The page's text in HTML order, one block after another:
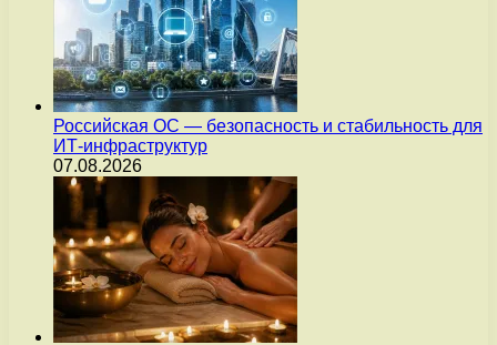
Российская ОС — безопасность и стабильность для
ИТ-инфраструктур
07.08.2026